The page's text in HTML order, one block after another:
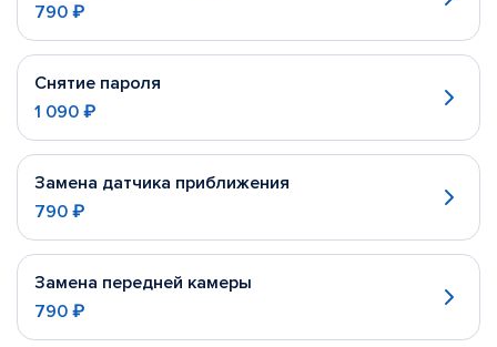
790 ₽
Снятие пароля
1 090 ₽
Замена датчика приближения
790 ₽
Замена передней камеры
790 ₽